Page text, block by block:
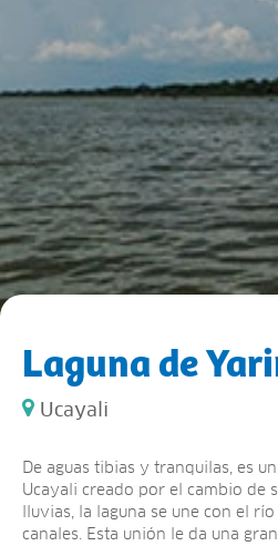
Laguna de
Ucayali
De aguas tibias y tranquilas, es
Ucayali creado por el cambio de
lluvias, la laguna se une con el
canales. Esta unión le da una